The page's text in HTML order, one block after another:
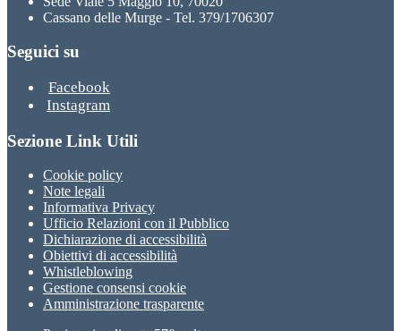
Cassano delle Murge - Tel. 379/1706307
Seguici su
Facebook
Instagram
Sezione Link Utili
Cookie policy
Note legali
Informativa Privacy
Ufficio Relazioni con il Pubblico
Dichiarazione di accessibilità
Obiettivi di accessibilità
Whistleblowing
Gestione consensi cookie
Amministrazione trasparente